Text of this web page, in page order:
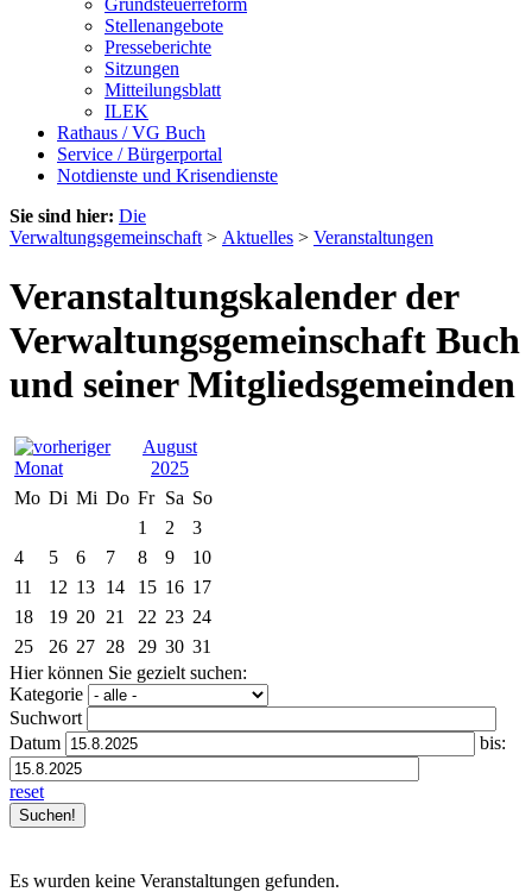
Grundsteuerreform
Stellenangebote
Presseberichte
Sitzungen
Mitteilungsblatt
ILEK
Rathaus / VG Buch
Service / Bürgerportal
Notdienste und Krisendienste
Sie sind hier: Die
Verwaltungsgemeinschaft > Aktuelles > Veranstaltungen
Veranstaltungskalender der
Verwaltungsgemeinschaft Buch
und seiner Mitgliedsgemeinden
August
2025
Mo Di Mi Do Fr Sa So
1
2
3
4
5 6 7 8 9
10
11
12 13 14 15 16 17
18
19 20 21 22 23 24
25
26 27 28 29 30 31
Hier können Sie gezielt suchen:
Kategorie
Suchwort
Datum
bis:
reset
Es wurden keine Veranstaltungen gefunden.